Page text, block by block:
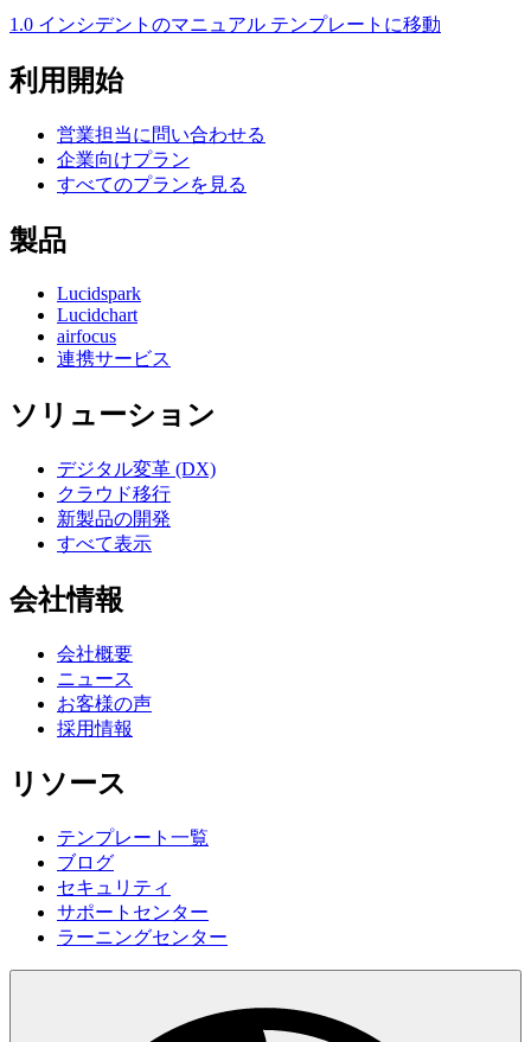
1.0 インシデントのマニュアル テンプレートに移動
利用開始
営業担当に問い合わせる
企業向けプラン
すべてのプランを見る
製品
Lucidspark
Lucidchart
airfocus
連携サービス
ソリューション
デジタル変革 (DX)
クラウド移行
新製品の開発
すべて表示
会社情報
会社概要
ニュース
お客様の声
採用情報
リソース
テンプレート一覧
ブログ
セキュリティ
サポートセンター
ラーニングセンター